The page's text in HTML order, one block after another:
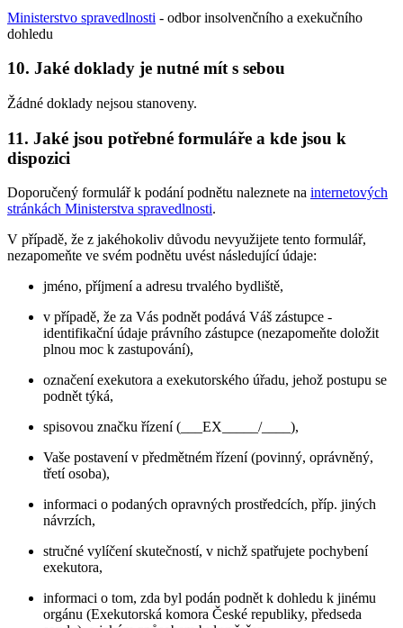
Ministerstvo spravedlnosti - odbor insolvenčního a exekučního
dohledu
10. Jaké doklady je nutné mít s sebou
Žádné doklady nejsou stanoveny.
11. Jaké jsou potřebné formuláře a kde jsou k
dispozici
Doporučený formulář k podání podnětu naleznete na internetových
stránkách Ministerstva spravedlnosti.
V případě, že z jakéhokoliv důvodu nevyužijete tento formulář,
nezapomeňte ve svém podnětu uvést následující údaje:
jméno, příjmení a adresu trvalého bydliště,
v případě, že za Vás podnět podává Váš zástupce -
identifikační údaje právního zástupce (nezapomeňte doložit
plnou moc k zastupování),
označení exekutora a exekutorského úřadu, jehož postupu se
podnět týká,
spisovou značku řízení (___EX_____/____),
Vaše postavení v předmětném řízení (povinný, oprávněný,
třetí osoba),
informaci o podaných opravných prostředcích, příp. jiných
návrzích,
stručné vylíčení skutečností, v nichž spatřujete pochybení
exekutora,
informaci o tom, zda byl podán podnět k dohledu k jinému
orgánu (Exekutorská komora České republiky, předseda